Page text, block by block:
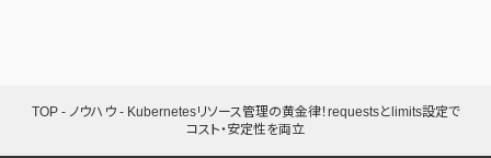
TOP- ノウハウ- Kubernetesリソース管理の黄金律！requestsとlimits設定で
コスト・安定性を両立